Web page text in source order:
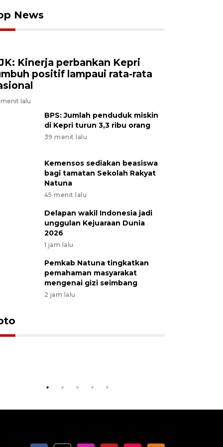
News
Kinerja perbankan Kepri
positif lampaui rata-rata
lalu
BPS: Jumlah penduduk miskin
di Kepri turun 3,3 ribu orang
39 menit lalu
Kemensos sediakan beasiswa
bagi tamatan Sekolah Rakyat
Natuna
45 menit lalu
Delapan wakil Indonesia jadi
unggulan Kejuaraan Dunia
2026
1 jam lalu
Pemkab Natuna tingkatkan
pemahaman masyarakat
mengenai gizi seimbang
2 jam lalu
di Pulau Penyengat
20 October 2025 7:51 WIB